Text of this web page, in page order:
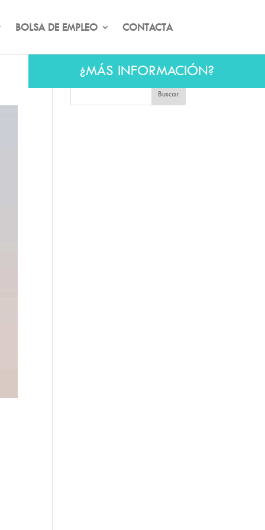
BOLSA DE EMPLEO CONTACTA
¿MÁS INFORMACIÓN?